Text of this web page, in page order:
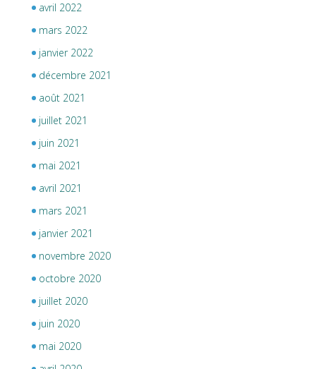
avril 2022
mars 2022
janvier 2022
décembre 2021
août 2021
juillet 2021
juin 2021
mai 2021
avril 2021
mars 2021
janvier 2021
novembre 2020
octobre 2020
juillet 2020
juin 2020
mai 2020